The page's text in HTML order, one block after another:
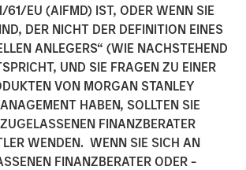
61/EU (AIFMD) IST, ODER WENN SIE
DER NICHT DER DEFINITION EINES
ANLEGERS“ (WIE NACHSTEHEND
UND SIE FRAGEN ZU EINER
VON MORGAN STANLEY
HABEN, SOLLTEN SIE
FINANZBERATER
WENDEN. WENN SIE SICH AN
FINANZBERATER ODER -